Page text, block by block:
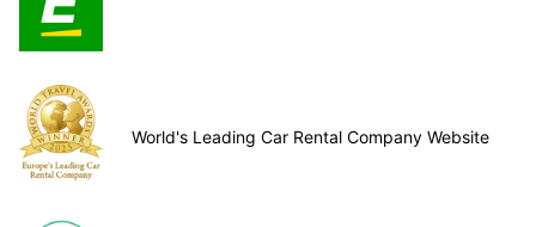
World's Leading Car Rental Company Website